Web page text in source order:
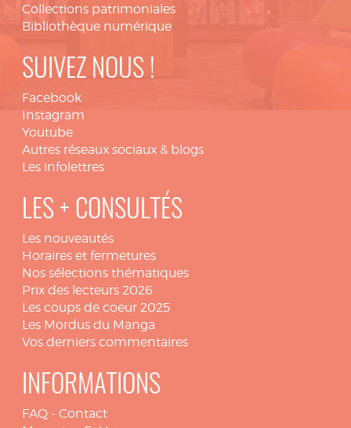
Collections patrimoniales
Bibliothèque numérique
SUIVEZ NOUS !
Facebook
Instagram
Youtube
Autres réseaux sociaux & blogs
Les infolettres
LES + CONSULTÉS
Les nouveautés
Horaires et fermetures
Nos sélections thématiques
Prix des lecteurs 2026
Les coups de coeur 2025
Les Mordus du Manga
Vos derniers commentaires
INFORMATIONS
FAQ - Contact